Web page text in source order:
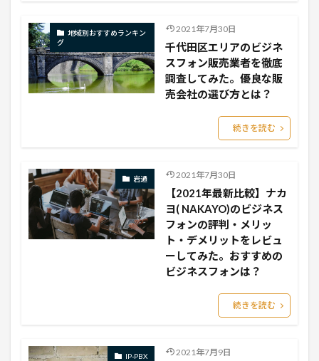
地域別おすすめランキン
グ
2021年7月30日
千代田区エリアのビジネ
スフォン販売業者を徹底
調査してみた。優良な販
売会社の選び方とは？
続きを読む
岩通 2021年7月30日
【2021年最新比較】ナカ
ヨ( NAKAYO)のビジネス
フォンの評判・メリッ
ト・デメリットをレビュ
ーしてみた。おすすめの
ビジネスフォンは？
続きを読む
IP-PBX 2021年7月9日